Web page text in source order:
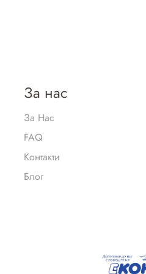
За нас
За Нас
FAQ
Контакти
Блог